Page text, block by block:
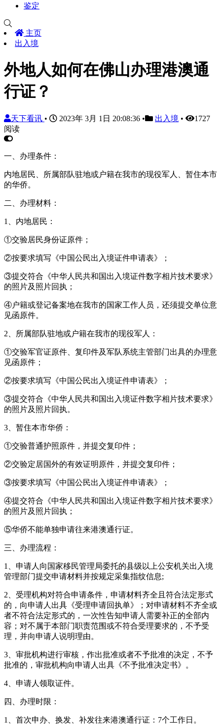
鉴定
主页
出入境
外地人如何在佛山办理港澳通
行证？
天下看讯 • 2023年 3月 1日 20:08:36 • 出入境 •
1727
阅读
一、办理条件：
内地居民、所属部队驻地或户籍在我市的现役军人、暂住本市
的华侨。
二、办理材料：
1、内地居民：
①交验居民身份证原件；
②按要求填写《中国公民出入境证件申请表》；
③提交符合《中华人民共和国出入境证件数字相片技术要求》
的照片及照片回执；
④户籍或登记备案地在我市的国家工作人员，还须提交单位意
见函原件。
2、所属部队驻地或户籍在我市的现役军人：
①交验军官证原件、复印件及军队系统主管部门出具的办理意
见函原件；
②按要求填写《中国公民出入境证件申请表》；
③提交符合《中华人民共和国出入境证件数字相片技术要求》
的照片及照片回执。
3、暂住本市华侨：
①交验普通护照原件，并提交复印件；
②交验定居国外的有效证明原件，并提交复印件；
③按要求填写《中国公民出入境证件申请表》；
④提交符合《中华人民共和国出入境证件数字相片技术要求》
的照片及照片回执；
⑤华侨不能单独申请往来港澳通行证。
三、办理流程：
1、申请人向国家移民管理局委托的县级以上公安机关出入境
管理部门提交申请材料并按规定采集指纹信息;
2、受理机构对符合申请条件，申请材料齐全且符合法定形式
的，向申请人出具《受理申请回执单》；对申请材料不齐全或
者不符合法定形式的，一次性告知申请人需要补正的全部内
容；对不属于本部门职责范围或不符合受理要求的，不予受
理，并向申请人说明理由。
3、审批机构进行审核，作出批准或者不予批准的决定，不予
批准的，审批机构向申请人出具《不予批准决定书》。
4、申请人领取证件。
四、办理时限：
1、首次申办、换发、补发往来港澳通行证：7个工作日。